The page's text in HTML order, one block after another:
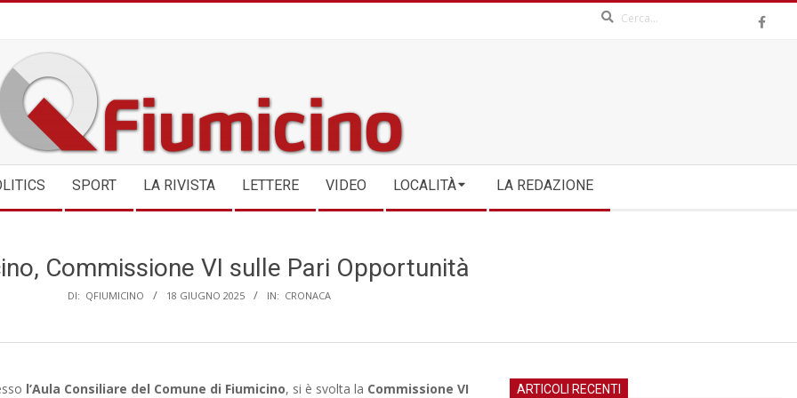
SPORT LA RIVISTA LETTERE VIDEO LOCALITÀ LA REDAZIONE
Commissione VI sulle Pari Opportunità
DI: QFIUMICINO 18 GIUGNO 2025 IN: CRONACA
l’Aula Consiliare del Comune di Fiumicino, si è svolta la Commissione VI
ARTICOLI RECENTI